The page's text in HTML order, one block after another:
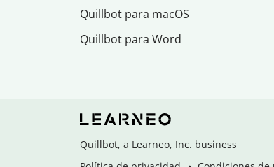
Quillbot para macOS
Quillbot para Word
Quillbot, a Learneo, Inc. business